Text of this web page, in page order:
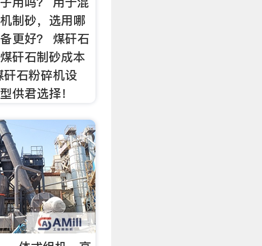
制砂，选用哪
更好？ 煤矸石
矸石制砂成本
石粉碎机设
供君选择！